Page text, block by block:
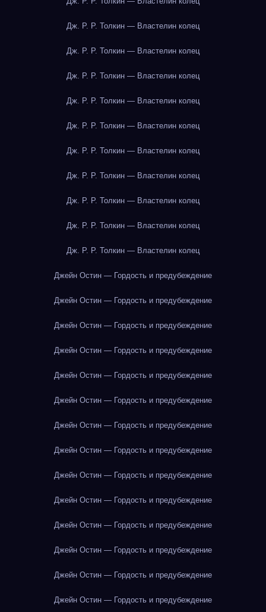
Дж. Р. Р. Толкин — Властелин колец
Дж. Р. Р. Толкин — Властелин колец
Дж. Р. Р. Толкин — Властелин колец
Дж. Р. Р. Толкин — Властелин колец
Дж. Р. Р. Толкин — Властелин колец
Дж. Р. Р. Толкин — Властелин колец
Дж. Р. Р. Толкин — Властелин колец
Дж. Р. Р. Толкин — Властелин колец
Дж. Р. Р. Толкин — Властелин колец
Дж. Р. Р. Толкин — Властелин колец
Джейн Остин — Гордость и предубеждение
Джейн Остин — Гордость и предубеждение
Джейн Остин — Гордость и предубеждение
Джейн Остин — Гордость и предубеждение
Джейн Остин — Гордость и предубеждение
Джейн Остин — Гордость и предубеждение
Джейн Остин — Гордость и предубеждение
Джейн Остин — Гордость и предубеждение
Джейн Остин — Гордость и предубеждение
Джейн Остин — Гордость и предубеждение
Джейн Остин — Гордость и предубеждение
Джейн Остин — Гордость и предубеждение
Джейн Остин — Гордость и предубеждение
Джейн Остин — Гордость и предубеждение